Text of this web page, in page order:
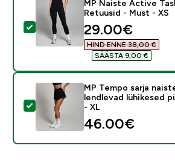
Vali see toode - MP Naiste
MP Naiste Active
Retuusid - Must - XS
discounted
29.00€‎
HIND ENNE 38,00 €‎
SÄÄSTA 9,00 €‎
Vali see toode - MP Tempo
MP Tempo sarja
lendlevad lühikesed
- XL
46.00€‎